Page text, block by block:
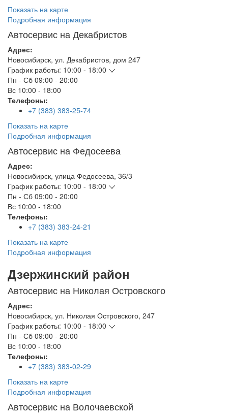
Показать на карте
Подробная информация
Автосервис на Декабристов
Адрес:
Новосибирск, ул. Декабристов, дом 247
График работы: 10:00 - 18:00
Пн - Сб 09:00 - 20:00
Вс 10:00 - 18:00
Телефоны:
+7 (383) 383-25-74
Показать на карте
Подробная информация
Автосервис на Федосеева
Адрес:
Новосибирск, улица Федосеева, 36/3
График работы: 10:00 - 18:00
Пн - Сб 09:00 - 20:00
Вс 10:00 - 18:00
Телефоны:
+7 (383) 383-24-21
Показать на карте
Подробная информация
Дзержинский район
Автосервис на Николая Островского
Адрес:
Новосибирск, ул. Николая Островского, 247
График работы: 10:00 - 18:00
Пн - Сб 09:00 - 20:00
Вс 10:00 - 18:00
Телефоны:
+7 (383) 383-02-29
Показать на карте
Подробная информация
Автосервис на Волочаевской